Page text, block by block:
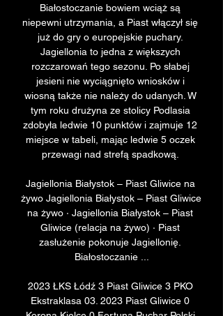
Białostoczanie bowiem wciąż są
niepewni utrzymania, a Piast włączył się
już do gry o europejskie puchary.
Jagiellonia to jedna z większych
rozczarowań tego sezonu. Po słabej
jesieni nie wyciągnięto wniosków i
wiosną także nie należy do udanych. W
tym roku drużyna ze stolicy Podlasia
zdobyła ledwie 10 punktów i zajmuje 12
miejsce w tabeli, mając ledwie 5 oczek
przewagi nad strefą spadkową.
Jagiellonia Białystok – Piast Gliwice na
żywo Jagiellonia Białystok – Piast Gliwice
na żywo · Jagiellonia Białystok – Piast
Gliwice (relacja na żywo) · Piast
zasłużenie pokonuje Jagiellonię.
Białostoczanie ...
2023 ŁKS Łódź 3 Piast Gliwice 3 PKO
Ekstraklasa 03. 2023 Piast Gliwice 0